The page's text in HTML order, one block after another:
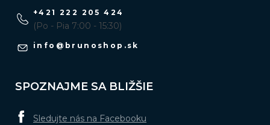
info @ brunoshop.sk
+421 222 205 424
(Po - Pia 7:00 - 15:30)
SPOZNAJME SA BLIŽŠIE
Sledujte nás na Facebooku